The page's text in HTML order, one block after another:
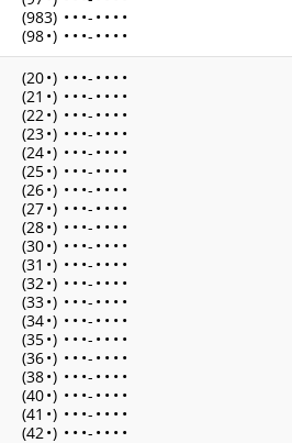
(983) • • •- • • • •
(98•) • • •- • • • •
(20•) • • •- • • • •
(21 •) • • •- • • • •
(22•) • • •- • • • •
(23•) • • •- • • • •
(24•) • • •- • • • •
(25•) • • •- • • • •
(26•) • • •- • • • •
(27•) • • •- • • • •
(28•) • • •- • • • •
(30•) • • •- • • • •
(31 •) • • •- • • • •
(32•) • • •- • • • •
(33•) • • •- • • • •
(34•) • • •- • • • •
(35•) • • •- • • • •
(36•) • • •- • • • •
(38•) • • •- • • • •
(40•) • • •- • • • •
(41 •) • • •- • • • •
(42•) • • •- • • • •